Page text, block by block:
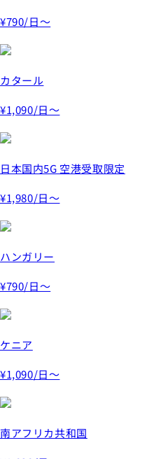
¥790/日～
カタール
¥1,090/日～
日本国内5G 空港受取限定
¥1,980/日～
ハンガリー
¥790/日～
ケニア
¥1,090/日～
南アフリカ共和国